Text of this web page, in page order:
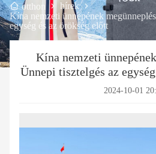
otthon
hírek
Kína nemzeti ünnepének
egység és az örökség előtt
Kína nemzeti
Ünnepi tisztelgés az
2024-10-01